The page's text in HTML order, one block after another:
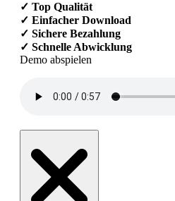
✓ Top Qualität
✓ Einfacher Download
✓ Sichere Bezahlung
✓ Schnelle Abwicklung
Demo abspielen